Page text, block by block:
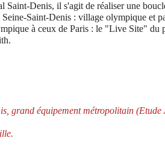
Saint-Denis, il s'agit de réaliser une
Seine-Saint-Denis : village olympique et
à ceux de Paris : le "Live Site" du
grand équipement métropolitain (Etude